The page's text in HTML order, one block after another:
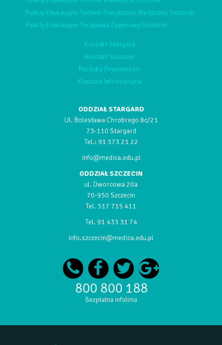
Punkty Edukacyjne Technik Sterylizacji Medycznej Szczecin
Punkty Edukacyjne Terapeuta Zajęciowy Szczecin
Kontakt Stargard
Kontakt Szczecin
Polityka Prywatności
Klauzula Infromacyjna
ODDZIAŁ STARGARD
Ul. Bolesława Chrobrego 8c/21
73-110 Stargard
Tel.: 91 573 21 22
info@medica.edu.pl
ODDZIAŁ SZCZECIN
ul. Dworcowa 20a
70-950 Szczecin
Tel. 517 715 411
Tel. 91 433 31 74
info.szczecin@medica.edu.pl
800 800 188
Bezpłatna infolinia